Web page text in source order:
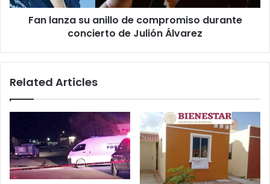
de
JuliónFan lanza su anillo de compromiso durante
concierto de Julión Álvarez
Related Articles